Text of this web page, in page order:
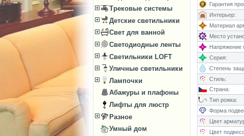
Трековые системы
Детские светильники
Свет для ванной
Светодиодные ленты
Светильники LOFT
Уличные светильники
Лампочки
Абажуры и плафоны
Лифты для люстр
Разное
Умный дом
Гарантия
Интерьер:
Материал
Место
Напряжение
Серия:
Степень
Стиль:
Страна:
Тип рожка:
Форма
Цвет
Цвет